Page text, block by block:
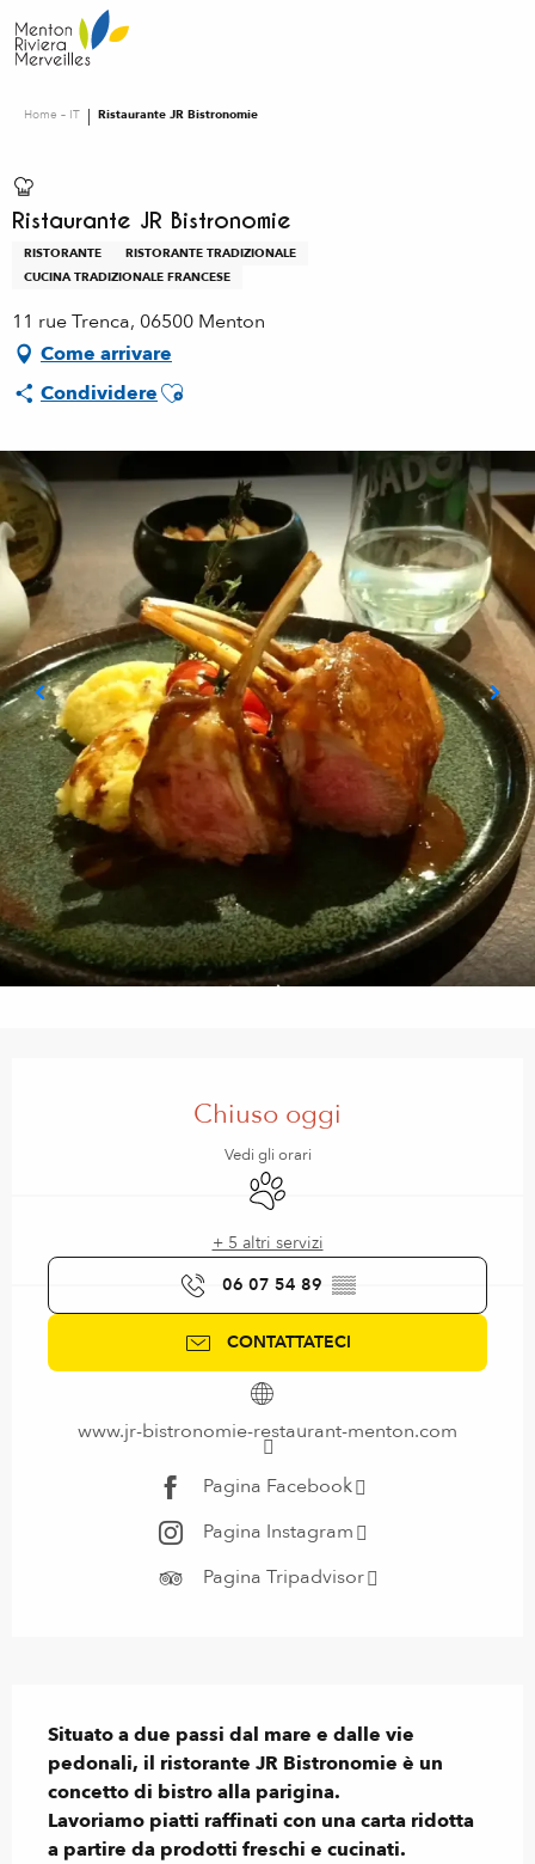
au
contenu
Home – IT Ristaurante JR Bistronomie
Ristaurante JR Bistronomie
RISTORANTE
RISTORANTE TRADIZIONALE
CUCINA TRADIZIONALE FRANCESE
11 rue Trenca, 06500 Menton
Come arrivare
CondividereAjouter aux favoris
Chiuso oggi
Vedi gli orari
Animali ammessi
+ 5 altri servizi
06 07 54 89 ▒▒
CONTATTATECI
www.jr-bistronomie-restaurant-menton.com
Pagina Facebook
Pagina Instagram
Pagina Tripadvisor
Situato a due passi dal mare e dalle vie
pedonali, il ristorante JR Bistronomie è un
concetto di bistro alla parigina.
Lavoriamo piatti raffinati con una carta ridotta
a partire da prodotti freschi e cucinati.